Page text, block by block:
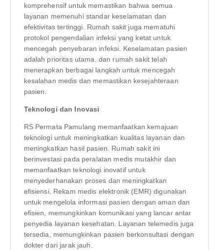
komprehensif untuk memastikan bahwa semua
layanan memenuhi standar keselamatan dan
efektivitas tertinggi. Rumah sakit juga mematuhi
protokol pengendalian infeksi yang ketat untuk
mencegah penyebaran infeksi. Keselamatan pasien
adalah prioritas utama, dan rumah sakit telah
menerapkan berbagai langkah untuk mencegah
kesalahan medis dan memastikan kesejahteraan
pasien.
Teknologi dan Inovasi
RS Permata Pamulang memanfaatkan kemajuan
teknologi untuk meningkatkan kualitas layanan dan
meningkatkan hasil pasien. Rumah sakit ini
berinvestasi pada peralatan medis mutakhir dan
memanfaatkan teknologi inovatif untuk
menyederhanakan proses dan meningkatkan
efisiensi. Rekam medis elektronik (EMR) digunakan
untuk mengelola informasi pasien dengan aman dan
efisien, memungkinkan komunikasi yang lancar antar
penyedia layanan kesehatan. Layanan telemedis juga
tersedia, memungkinkan pasien berkonsultasi dengan
dokter dari jarak jauh.